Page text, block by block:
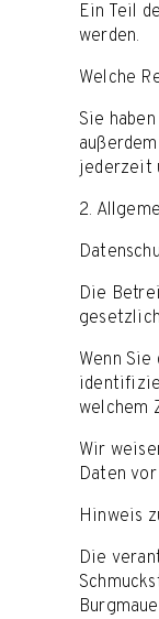
Ein Teil
werden.
Welche
Sie
jederzeit
2.
Die
Wenn
welchem
Wir
Daten
Hinweis
Die